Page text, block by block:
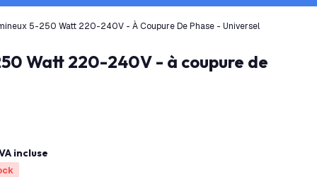
5-250 Watt 220-240V - À Coupure De Phase - Universel
incluse